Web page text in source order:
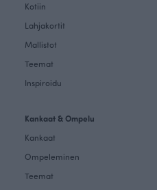
Kotiin
Lahjakortit
Mallistot
Teemat
Inspiroidu
Kankaat & Ompelu
Kankaat
Ompeleminen
Teemat